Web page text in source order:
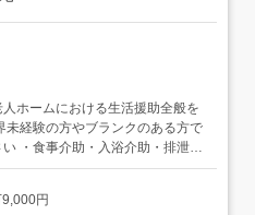
人ホームにおける生活援助全般を
未経験の方やブランクのある方で
・食事介助・入浴介助・排泄介
変更なし 就業場所の変更なし
・お資格をお持ちの方 【給与】
円